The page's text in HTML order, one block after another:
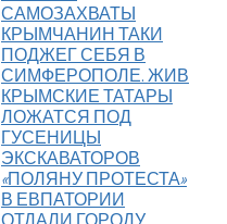
САМОЗАХВАТЫ
КРЫМЧАНИН ТАКИ
ПОДЖЕГ СЕБЯ В
СИМФЕРОПОЛЕ. ЖИВ
КРЫМСКИЕ ТАТАРЫ
ЛОЖАТСЯ ПОД
ГУСЕНИЦЫ
ЭКСКАВАТОРОВ
«ПОЛЯНУ ПРОТЕСТА»
В ЕВПАТОРИИ
ОТДАЛИ ГОРОДУ